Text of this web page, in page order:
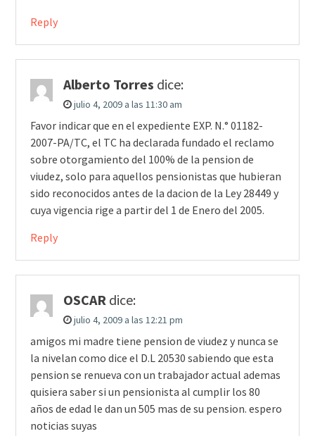
Reply
Alberto Torres dice:
julio 4, 2009 a las 11:30 am
Favor indicar que en el expediente EXP. N.° 01182-
2007-PA/TC, el TC ha declarada fundado el reclamo
sobre otorgamiento del 100% de la pension de
viudez, solo para aquellos pensionistas que hubieran
sido reconocidos antes de la dacion de la Ley 28449 y
cuya vigencia rige a partir del 1 de Enero del 2005.
Reply
OSCAR dice:
julio 4, 2009 a las 12:21 pm
amigos mi madre tiene pension de viudez y nunca se
la nivelan como dice el D.L 20530 sabiendo que esta
pension se renueva con un trabajador actual ademas
quisiera saber si un pensionista al cumplir los 80
años de edad le dan un 505 mas de su pension. espero
noticias suyas